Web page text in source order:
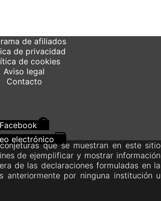
de afiliados
de privacidad
de cookies
Aviso legal
Contacto
Facebook
electrónico
que se muestran en este sitio
de ejemplificar y mostrar información
de las declaraciones formuladas en la
anteriormente por ninguna institución u